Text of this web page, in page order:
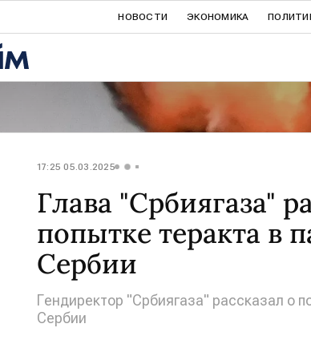
НОВОСТИ ЭКОНОМИКА
17:25 05.03.2025
Глава "Србиягаза"
попытке теракта в
Сербии
Гендиректор "Србиягаза" рассказал о
Сербии